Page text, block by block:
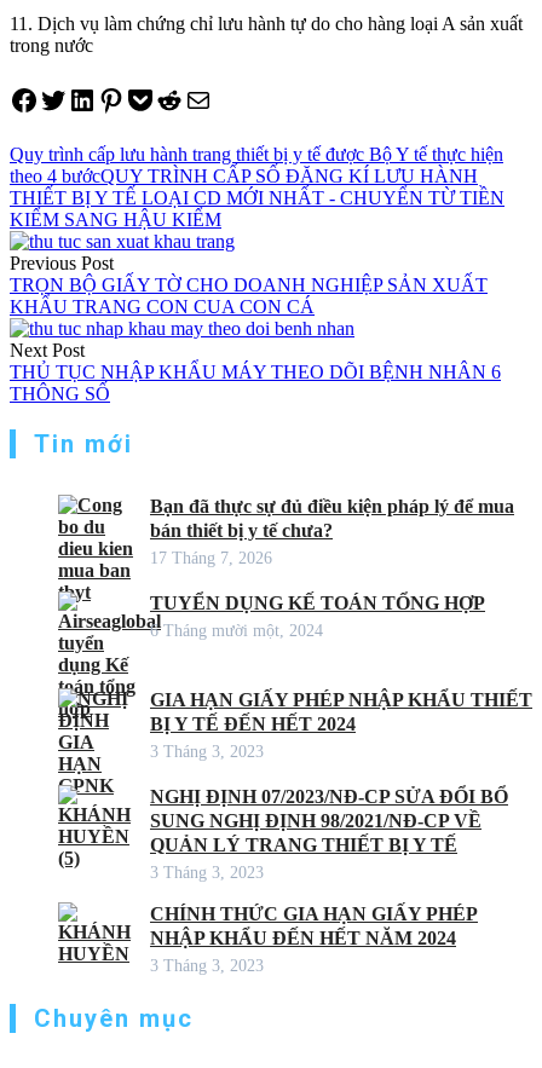
11. Dịch vụ làm chứng chỉ lưu hành tự do cho hàng loại A sản xuất
trong nước
Share on Facebook
Tweet on Twitter
Share on LinkedIn
Pin on Pinterest
Save to pocket
Share on Reddit
Share via Email
Quy trình cấp lưu hành trang thiết bị y tế được Bộ Y tế thực hiện
theo 4 bướcQUY TRÌNH CẤP SỐ ĐĂNG KÍ LƯU HÀNH
THIẾT BỊ Y TẾ LOẠI CD MỚI NHẤT - CHUYỂN TỪ TIỀN
KIỂM SANG HẬU KIỂM
Điều
hướng
bài
viết
Previous Post
TRỌN BỘ GIẤY TỜ CHO DOANH NGHIỆP SẢN XUẤT
KHẨU TRANG CON CUA CON CÁ
Next Post
THỦ TỤC NHẬP KHẨU MÁY THEO DÕI BỆNH NHÂN 6
THÔNG SỐ
Tin mới
Bạn đã thực sự đủ điều kiện pháp lý để mua
bán thiết bị y tế chưa?
17 Tháng 7, 2026
TUYỂN DỤNG KẾ TOÁN TỔNG HỢP
6 Tháng mười một, 2024
GIA HẠN GIẤY PHÉP NHẬP KHẨU THIẾT
BỊ Y TẾ ĐẾN HẾT 2024
3 Tháng 3, 2023
NGHỊ ĐỊNH 07/2023/NĐ-CP SỬA ĐỔI BỔ
SUNG NGHỊ ĐỊNH 98/2021/NĐ-CP VỀ
QUẢN LÝ TRANG THIẾT BỊ Y TẾ
3 Tháng 3, 2023
CHÍNH THỨC GIA HẠN GIẤY PHÉP
NHẬP KHẨU ĐẾN HẾT NĂM 2024
3 Tháng 3, 2023
Chuyên mục